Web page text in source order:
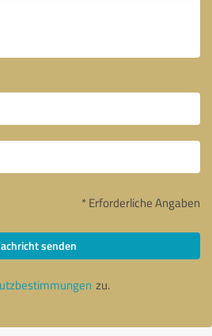
* Erforderliche Angaben
senden
zu.